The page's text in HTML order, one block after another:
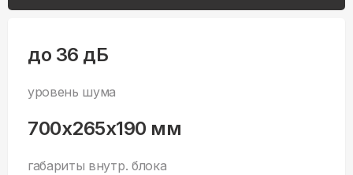
до 36 дБ
уровень шума
700x265x190 мм
габариты внутр. блока